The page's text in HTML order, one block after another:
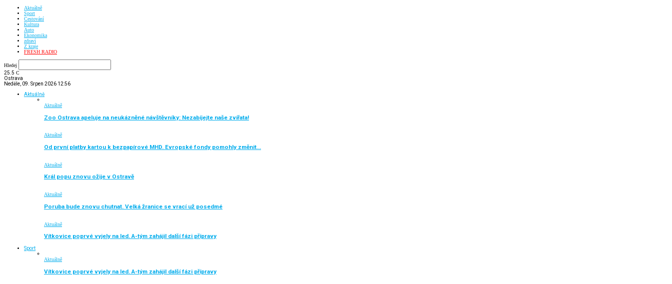
Aktuálně
Sport
Cestování
Kultura
Auto
Ekonomika
zdraví
Z kraje
FRESH RADIO
Hledej
25.5 C
Ostrava
Neděle, 09. Srpen 2026 12:56
Aktuálně
Aktuálně
Zoo Ostrava apeluje na neukázněné návštěvníky: Nezabíjejte naše zvířata!
Aktuálně
Od první platby kartou k bezpapírové MHD. Evropské fondy pomohly změnit…
Aktuálně
Král popu znovu ožije v Ostravě
Aktuálně
Poruba bude znovu chutnat. Velká žranice se vrací už posedmé
Aktuálně
Vítkovice poprvé vyjely na led. A-tým zahájil další fázi přípravy
Sport
Aktuálně
Vítkovice poprvé vyjely na led. A-tým zahájil další fázi přípravy